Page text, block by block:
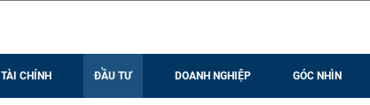
TÀI CHÍNH ĐẦU TƯ DOANH NGHIỆP GÓC NHÌN